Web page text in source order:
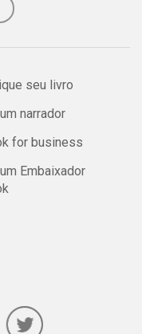
seu livro
narrador
for business
Embaixador